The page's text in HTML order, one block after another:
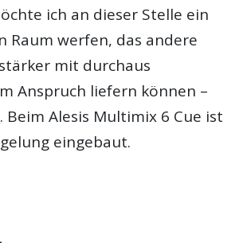
ich an dieser Stelle ein
Raum werfen, das andere
mit durchaus
Anspruch liefern können –
. Beim Alesis Multimix 6 Cue ist
eingebaut.
Thomann Angebote